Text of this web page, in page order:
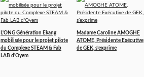
L'ONG Génération Ekang
mobilisée pour le projet pilote
du Complexe STEAM & Fab
LAB d'Oyem
Madame Caroline AMOGHE
ATOME, Présidente Exécutive
de GEK, s’exprime